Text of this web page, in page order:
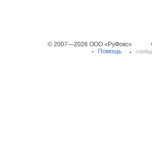
© 2007—2026 ООО «РуФокс»
Помощь